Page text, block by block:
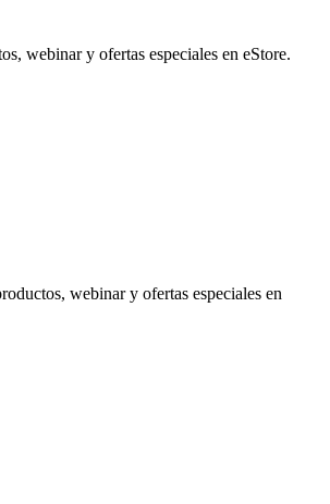
webinar y ofertas especiales en eStore.
webinar y ofertas especiales en